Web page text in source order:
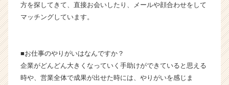
活
サ
ア
キ
ャ
方を探してきて、直接お会いしたり、メールや顔合わせをして
マッチングしています。
■お仕事のやりがいはなんですか？
企業がどんどん大きくなっていく手助けができていると思える
時や、営業全体で成果が出せた時には、やりがいを感じま